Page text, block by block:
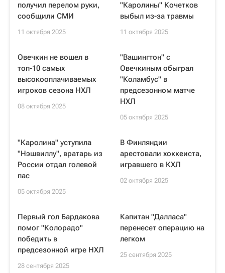
получил перелом руки,
сообщили СМИ
11 октября 2025
"Каролины" Кочетков
выбыл из-за травмы
11 октября 2025
Овечкин не вошел в
топ-10 самых
высокооплачиваемых
игроков сезона НХЛ
08 октября 2025
"Вашингтон" с
Овечкиным обыграл
"Коламбус" в
предсезонном матче
НХЛ
05 октября 2025
"Каролина" уступила
"Нэшвиллу", вратарь из
России отдал голевой
пас
05 октября 2025
В Финляндии
арестовали хоккеиста,
игравшего в КХЛ
02 октября 2025
Первый гол Бардакова
помог "Колорадо"
победить в
предсезонной игре НХЛ
28 сентября 2025
Капитан "Далласа"
перенесет операцию на
легком
25 сентября 2025